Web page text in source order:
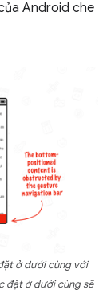
Android che
ở dưới cùng với
đặt ở dưới cùng sẽ